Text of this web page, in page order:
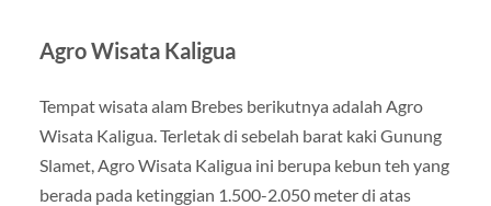
Agro Wisata Kaligua
Tempat wisata alam Brebes berikutnya adalah Agro
Wisata Kaligua. Terletak di sebelah barat kaki Gunung
Slamet, Agro Wisata Kaligua ini berupa kebun teh yang
berada pada ketinggian 1.500-2.050 meter di atas